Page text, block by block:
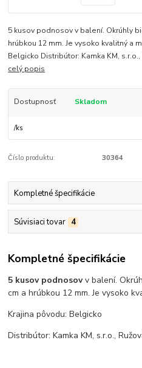
5 kusov podnosov v balení. Okrúhly
hrúbkou 12 mm. Je vysoko kvalitný a
Belgicko Distribútor: Kamka KM,
celý popis
Dostupnosť Skladom
/ks
Číslo produktu: 30364
Kompletné špecifikácie
Súvisiaci tovar 4
Kompletné špecifikácie
5 kusov podnosovv balení.
cm a hrúbkou 12 mm. Je vysoko
Krajina pôvodu: Belgicko
Distribútor: Kamka KM, s.r.o.,